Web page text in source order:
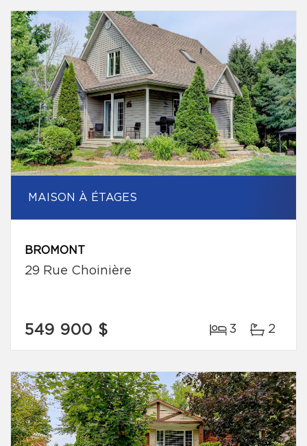
MAISON À ÉTAGES
BROMONT
29 Rue Choinière
549 900 $ 3 2